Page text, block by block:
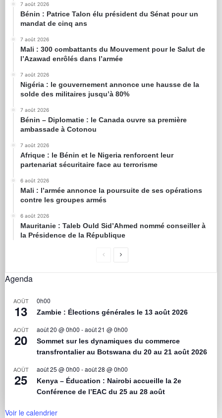
7 août 2026
Bénin : Patrice Talon élu président du Sénat pour un
mandat de cinq ans
7 août 2026
Mali : 300 combattants du Mouvement pour le Salut de
l’Azawad enrôlés dans l’armée
7 août 2026
Nigéria : le gouvernement annonce une hausse de la
solde des militaires jusqu’à 80%
7 août 2026
Bénin – Diplomatie : le Canada ouvre sa première
ambassade à Cotonou
7 août 2026
Afrique : le Bénin et le Nigeria renforcent leur
partenariat sécuritaire face au terrorisme
6 août 2026
Mali : l’armée annonce la poursuite de ses opérations
contre les groupes armés
6 août 2026
Mauritanie : Taleb Ould Sid’Ahmed nommé conseiller à
la Présidence de la République
Agenda
AOÛT
13
0h00
Zambie : Élections générales le 13 août 2026
AOÛT
20
août 20 @ 0h00 -août 21 @ 0h00
Sommet sur les dynamiques du commerce
transfrontalier au Botswana du 20 au 21 août 2026
AOÛT
25
août 25 @ 0h00 -août 28 @ 0h00
Kenya – Éducation : Nairobi accueille la 2e
Conférence de l’EAC du 25 au 28 août
Voir le calendrier